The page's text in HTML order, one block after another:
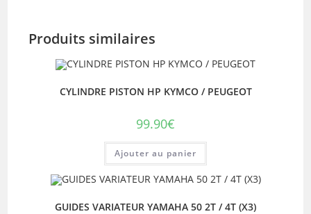
Produits similaires
CYLINDRE PISTON HP KYMCO / PEUGEOT
99.90€
Ajouter au panier
GUIDES VARIATEUR YAMAHA 50 2T / 4T (X3)